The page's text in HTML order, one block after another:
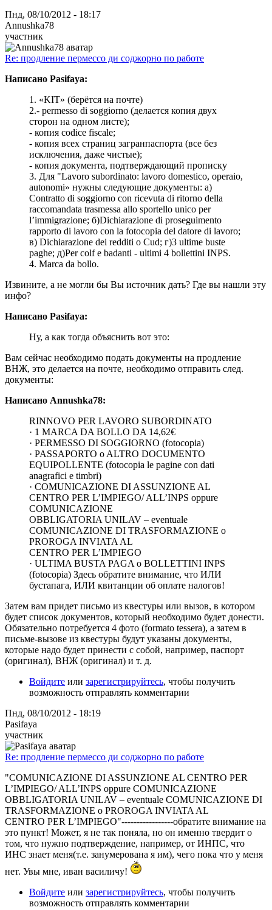
Пнд, 08/10/2012 - 18:17
Annushka78
участник
Re: продление пермессо ди соджорно по работе
Написано Pasifaya:
1. «KIT» (берётся на почте)
2.- permesso di soggiorno (делается копия двух
сторон на одном листе);
- копия codice fiscale;
- копия всех страниц загранпаспорта (все без
исключения, даже чистые);
- копия документа, подтверждающий прописку
3. Для "Lavoro subordinato: lavoro domestico, operaio,
autonomi» нужны следующие документы: а)
Contratto di soggiorno con ricevuta di ritorno della
raccomandata trasmessa allo sportello unico per
l’immigrazione; б)Dichiarazione di proseguimento
rapporto di lavoro con la fotocopia del datore di lavoro;
в) Dichiarazione dei redditi o Cud; г)3 ultime buste
paghe; д)Per colf e badanti - ultimi 4 bollettini INPS.
4. Marca da bollo.
Извините, а не могли бы Вы источник дать? Где вы нашли эту
инфо?
Написано Pasifaya:
Ну, а как тогда объяснить вот это:
Вам сейчас необходимо подать документы на продление
ВНЖ, это делается на почте, необходимо отправить след.
документы:
Написано Annushka78:
RINNOVO PER LAVORO SUBORDINATO
· 1 MARCA DA BOLLO DA 14,62€
· PERMESSO DI SOGGIORNO (fotocopia)
· PASSAPORTO o ALTRO DOCUMENTO
EQUIPOLLENTE (fotocopia le pagine con dati
anagrafici e timbri)
· COMUNICAZIONE DI ASSUNZIONE AL
CENTRO PER L’IMPIEGO/ ALL’INPS oppure
COMUNICAZIONE
OBBLIGATORIA UNILAV – eventuale
COMUNICAZIONE DI TRASFORMAZIONE o
PROROGA INVIATA AL
CENTRO PER L’IMPIEGO
· ULTIMA BUSTA PAGA o BOLLETTINI INPS
(fotocopia) Здесь обратите внимание, что ИЛИ
бустапага, ИЛИ квитанции об оплате налогов!
Затем вам придет письмо из квестуры или вызов, в котором
будет список документов, который необходимо будет донести.
Обязательно потребуется 4 фото (formato tessera), а затем в
письме-вызове из квестуры будут указаны документы,
которые надо будет принести с собой, например, паспорт
(оригинал), ВНЖ (оригинал) и т. д.
Войдите или зарегистрируйтесь, чтобы получить
возможность отправлять комментарии
Пнд, 08/10/2012 - 18:19
Pasifaya
участник
Re: продление пермессо ди соджорно по работе
"COMUNICAZIONE DI ASSUNZIONE AL CENTRO PER
L’IMPIEGO/ ALL’INPS oppure COMUNICAZIONE
OBBLIGATORIA UNILAV – eventuale COMUNICAZIONE DI
TRASFORMAZIONE o PROROGA INVIATA AL
CENTRO PER L’IMPIEGO"-----------------обратите внимание на
это пункт! Может, я не так поняла, но он именно твердит о
том, что нужно подтверждение, например, от ИНПС, что
ИНС знает меня(т.е. занумерована я им), чего пока что у меня
нет. Увы мне, иван василичу!
Войдите или зарегистрируйтесь, чтобы получить
возможность отправлять комментарии